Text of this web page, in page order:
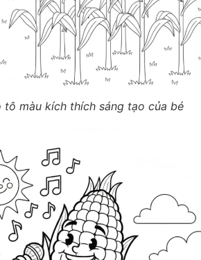
tô màu kích thích sáng tạo của bé